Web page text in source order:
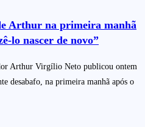
Arthur na primeira manhã
lo nascer de novo”
Arthur Virgílio Neto publicou ontem
desabafo, na primeira manhã após o